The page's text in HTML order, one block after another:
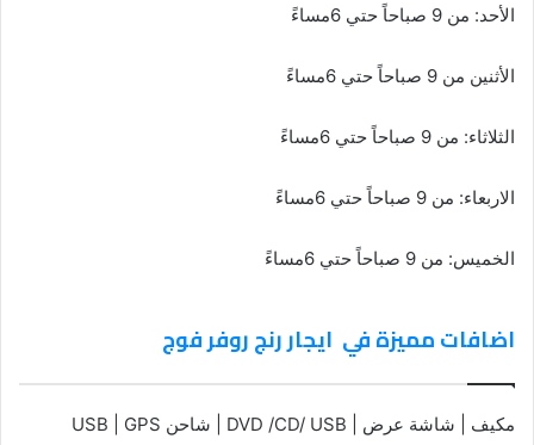
الأحد: من 9 صباحاً حتي 6مساءً
الأثنين من 9 صباحاً حتي 6مساءً
الثلاثاء: من 9 صباحاً حتي 6مساءً
الاربعاء: من 9 صباحاً حتي 6مساءً
الخميس: من 9 صباحاً حتي 6مساءً
اضافات مميزة في ايجار رنج روفر فوج
مكيف | شاشة عرض | DVD /CD/ USB | شاحن USB | GPS